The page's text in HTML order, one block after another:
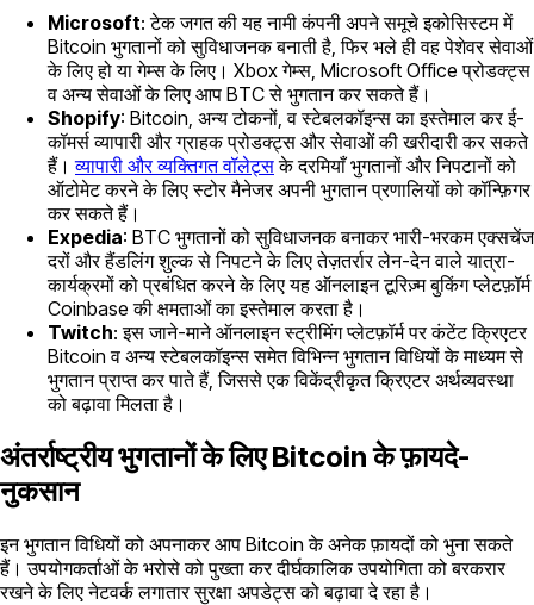
Microsoft: टेक जगत की यह नामी कंपनी अपने समूचे इकोसिस्टम में
Bitcoin भुगतानों को सुविधाजनक बनाती है, फिर भले ही वह पेशेवर सेवाओं
के लिए हो या गेम्स के लिए। Xbox गेम्स, Microsoft Office प्रोडक्ट्स
व अन्य सेवाओं के लिए आप BTC से भुगतान कर सकते हैं।
Shopify: Bitcoin, अन्य टोकनों, व स्टेबलकॉइन्स का इस्तेमाल कर ई-
कॉमर्स व्यापारी और ग्राहक प्रोडक्ट्स और सेवाओं की खरीदारी कर सकते
हैं।व्यापारी और व्यक्तिगत वॉलेट्सके दरमियाँ भुगतानों और निपटानों को
ऑटोमेट करने के लिए स्टोर मैनेजर अपनी भुगतान प्रणालियों को कॉन्फ़िगर
कर सकते हैं।
Expedia: BTC भुगतानों को सुविधाजनक बनाकर भारी-भरकम एक्सचेंज
दरों और हैंडलिंग शुल्क से निपटने के लिए तेज़तर्रार लेन-देन वाले यात्रा-
कार्यक्रमों को प्रबंधित करने के लिए यह ऑनलाइन टूरिज़्म बुकिंग प्लेटफ़ॉर्म
Coinbase की क्षमताओं का इस्तेमाल करता है।
Twitch: इस जाने-माने ऑनलाइन स्ट्रीमिंग प्लेटफ़ॉर्म पर कंटेंट क्रिएटर
Bitcoin व अन्य स्टेबलकॉइन्स समेत विभिन्न भुगतान विधियों के माध्यम से
भुगतान प्राप्त कर पाते हैं, जिससे एक विकेंद्रीकृत क्रिएटर अर्थव्यवस्था
को बढ़ावा मिलता है।
अंतर्राष्ट्रीय भुगतानों के लिए Bitcoin के फ़ायदे-
नुकसान
इन भुगतान विधियों को अपनाकर आप Bitcoin के अनेक फ़ायदों को भुना सकते
हैं। उपयोगकर्ताओं के भरोसे को पुख्ता कर दीर्घकालिक उपयोगिता को बरकरार
रखने के लिए नेटवर्क लगातार सुरक्षा अपडेट्स को बढ़ावा दे रहा है।